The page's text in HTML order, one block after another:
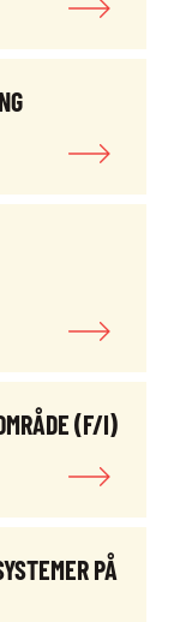
(F/I)
PÅ